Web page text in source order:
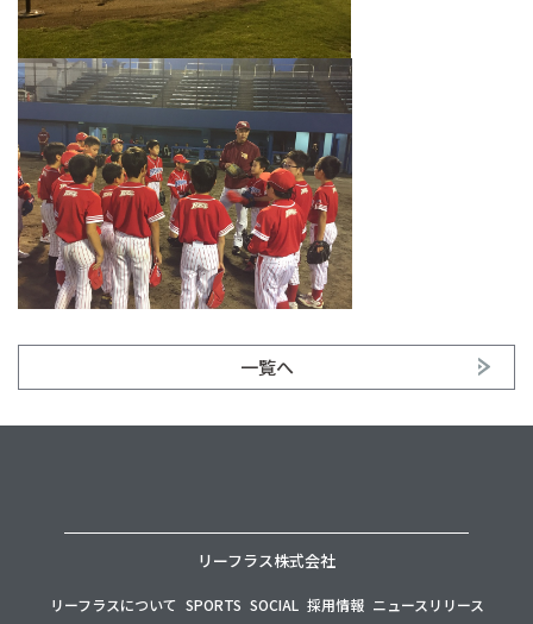
一覧へ
リーフラス株式会社
リーフラスについて SPORTS SOCIAL 採用情報 ニュースリリース